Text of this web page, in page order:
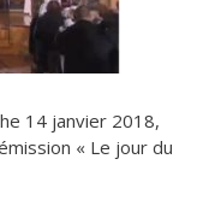
14 janvier 2018,
« Le jour du